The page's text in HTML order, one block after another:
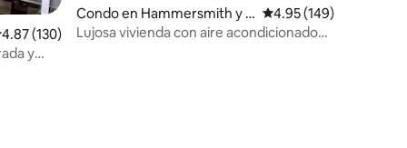
promedio: 4.87 de 5, 130 reseñas
4.87 (130)
y
Condo en Hammersmith y F
ulham
Calificación promedio:
4.95 (149)
Lujosa vivienda con aire acondicionado